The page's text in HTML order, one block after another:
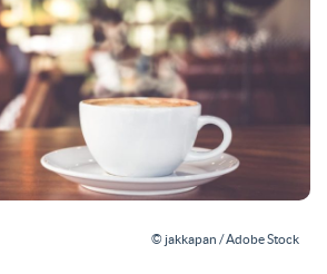
© jakkapan / Adobe Stock